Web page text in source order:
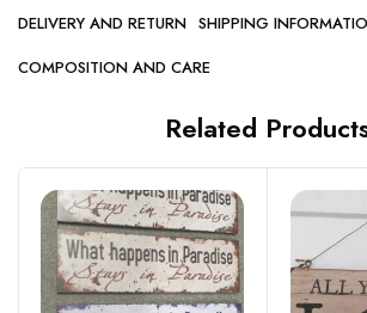
DELIVERY AND RETURN SHIPPING
COMPOSITION AND CARE
Related